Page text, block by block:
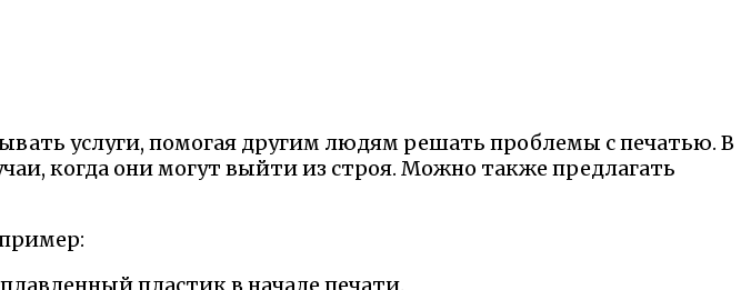
услуги, помогая другим людям решать проблемы с печатью. В
когда они могут выйти из строя. Можно также предлагать